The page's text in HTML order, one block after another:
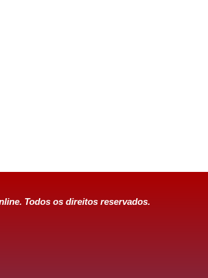
Todos os direitos reservados.